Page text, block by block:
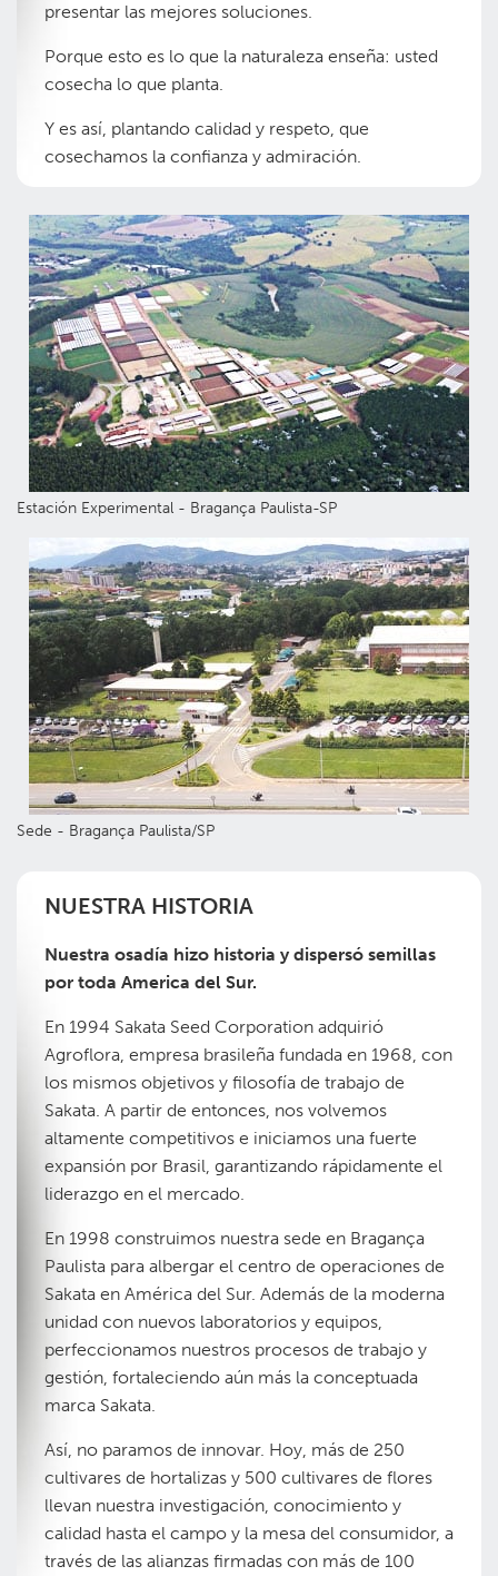
presentar las mejores soluciones.
Porque esto es lo que la naturaleza enseña: usted
cosecha lo que planta.
Y es así, plantando calidad y respeto, que
cosechamos la confianza y admiración.
Estación Experimental - Bragança Paulista-SP
Sede - Bragança Paulista/SP
NUESTRA HISTORIA
Nuestra osadía hizo historia y dispersó semillas
por toda America del Sur.
En 1994 Sakata Seed Corporation adquirió
Agroflora, empresa brasileña fundada en 1968, con
los mismos objetivos y filosofía de trabajo de
Sakata. A partir de entonces, nos volvemos
altamente competitivos e iniciamos una fuerte
expansión por Brasil, garantizando rápidamente el
liderazgo en el mercado.
En 1998 construimos nuestra sede en Bragança
Paulista para albergar el centro de operaciones de
Sakata en América del Sur. Además de la moderna
unidad con nuevos laboratorios y equipos,
perfeccionamos nuestros procesos de trabajo y
gestión, fortaleciendo aún más la conceptuada
marca Sakata.
Así, no paramos de innovar. Hoy, más de 250
cultivares de hortalizas y 500 cultivares de flores
llevan nuestra investigación, conocimiento y
calidad hasta el campo y la mesa del consumidor, a
través de las alianzas firmadas con más de 100